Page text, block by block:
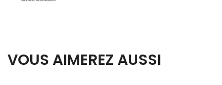
VOUS AIMEREZ AUSSI